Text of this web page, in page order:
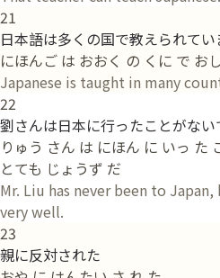
21
日本語は多くの国で教えられてい
にほんご は おおく の くに で お
Japanese is taught in many
22
劉さんは日本に行ったことがな
りゅう さん は にほん に いっ た
とても じょうず だ
Mr. Liu has never been to
very well.
23
親に反対された